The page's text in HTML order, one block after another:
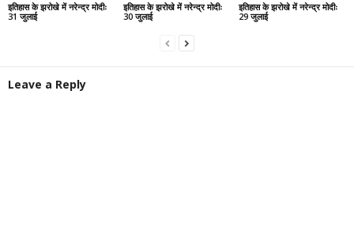
इतिहास के झरोखे में नरेन्द्र मोदीः
31 जुलाई
इतिहास के झरोखे में नरेन्द्र मोदीः
30 जुलाई
इतिहास के झरोखे में नरेन्द्र मोदीः
29 जुलाई
Leave a Reply